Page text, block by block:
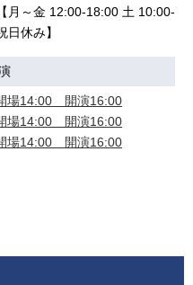
～金 12:00-18:00 土 10:00-
休み】
場14:00 開演16:00
場14:00 開演16:00
場14:00 開演16:00